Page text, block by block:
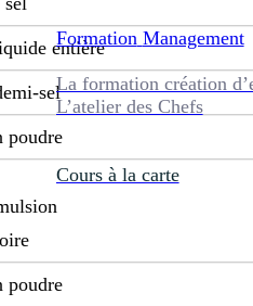
Formation Management
La formation création
L’atelier des Chefs
Cours à la carte
entière
sel
poudre
poudre